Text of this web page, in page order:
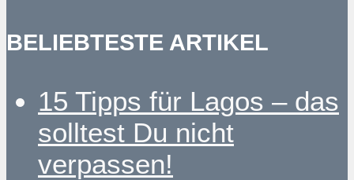
BELIEBTESTE ARTIKEL
15 Tipps für Lagos – das
solltest Du nicht
verpassen!